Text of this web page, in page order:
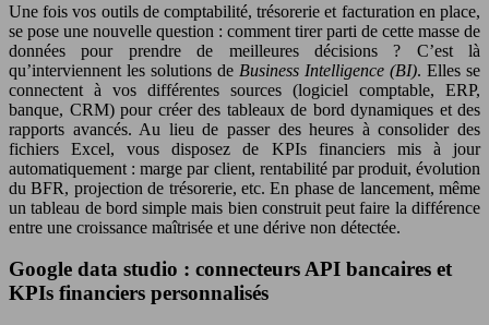
Une fois vos outils de comptabilité, trésorerie et facturation en place,
se pose une nouvelle question : comment tirer parti de cette masse de
données pour prendre de meilleures décisions ? C’est là
qu’interviennent les solutions de Business Intelligence (BI). Elles se
connectent à vos différentes sources (logiciel comptable, ERP,
banque, CRM) pour créer des tableaux de bord dynamiques et des
rapports avancés. Au lieu de passer des heures à consolider des
fichiers Excel, vous disposez de KPIs financiers mis à jour
automatiquement : marge par client, rentabilité par produit, évolution
du BFR, projection de trésorerie, etc. En phase de lancement, même
un tableau de bord simple mais bien construit peut faire la différence
entre une croissance maîtrisée et une dérive non détectée.
Google data studio : connecteurs API bancaires et
KPIs financiers personnalisés